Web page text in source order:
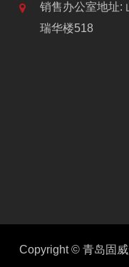
销售办公室地址:
瑞华楼518
Copyright © 青岛固